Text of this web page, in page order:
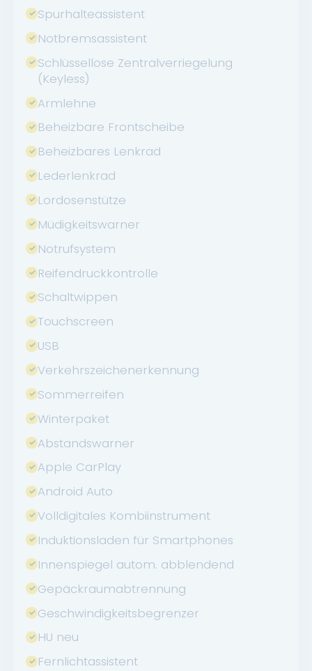
Spurhalteassistent
Notbremsassistent
Schlüssellose Zentralverriegelung
(Keyless)
Armlehne
Beheizbare Frontscheibe
Beheizbares Lenkrad
Lederlenkrad
Lordosenstütze
Müdigkeitswarner
Notrufsystem
Reifendruckkontrolle
Schaltwippen
Touchscreen
USB
Verkehrszeichenerkennung
Sommerreifen
Winterpaket
Abstandswarner
Apple CarPlay
Android Auto
Volldigitales Kombiinstrument
Induktionsladen für Smartphones
Innenspiegel autom. abblendend
Gepäckraumabtrennung
Geschwindigkeitsbegrenzer
HU neu
Fernlichtassistent